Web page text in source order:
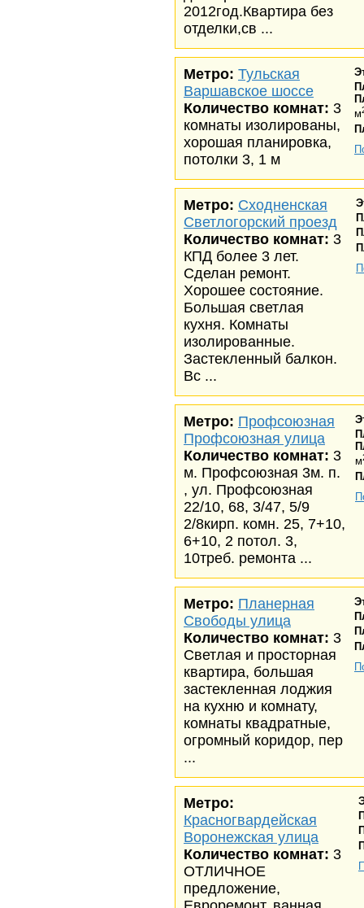
2012год.Квартира без
отделки,св ...
Метро: Тульская
Варшавское шоссе
Количество комнат: 3
комнаты изолированы,
хорошая планировка,
потолки 3, 1 м
м
Метро: Сходненская
Светлогорский проезд
Количество комнат: 3
КПД более 3 лет.
Сделан ремонт.
Хорошее состояние.
Большая светлая
кухня. Комнаты
изолированные.
Застекленный балкон.
Вс ...
Метро: Профсоюзная
Профсоюзная улица
Количество комнат: 3
м. Профсоюзная 3м. п.
, ул. Профсоюзная
22/10, 68, 3/47, 5/9
2/8кирп. комн. 25, 7+10,
6+10, 2 потол. 3,
10треб. ремонта ...
м
Метро: Планерная
Свободы улица
Количество комнат: 3
Светлая и просторная
квартира, большая
застекленная лоджия
на кухню и комнату,
комнаты квадратные,
огромный коридор, пер
...
Метро:
Красногвардейская
Воронежская улица
Количество комнат: 3
ОТЛИЧНОЕ
предложение,